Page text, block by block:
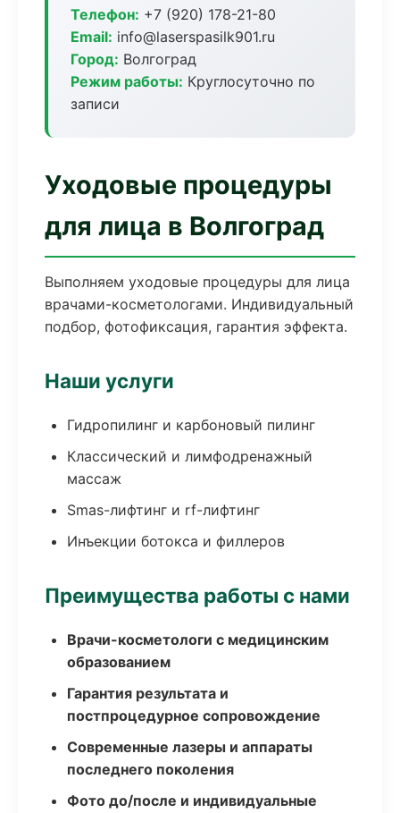
Телефон: +7 (920) 178-21-80
Email: info@laserspasilk901.ru
Город: Волгоград
Режим работы: Круглосуточно по
записи
Уходовые процедуры
для лица в Волгоград
Выполняем уходовые процедуры для лица
врачами-косметологами. Индивидуальный
подбор, фотофиксация, гарантия эффекта.
Наши услуги
Гидропилинг и карбоновый пилинг
Классический и лимфодренажный
массаж
Smas-лифтинг и rf-лифтинг
Инъекции ботокса и филлеров
Преимущества работы с нами
Врачи-косметологи с медицинским
образованием
Гарантия результата и
постпроцедурное сопровождение
Современные лазеры и аппараты
последнего поколения
Фото до/после и индивидуальные